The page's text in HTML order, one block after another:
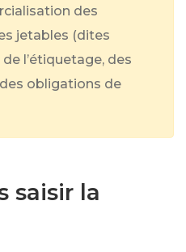
des
jetables (dites
l’étiquetage, des
obligations de
saisir la